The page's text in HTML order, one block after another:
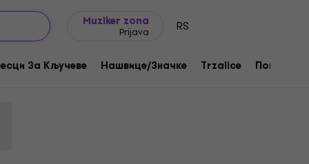
Muziker zona
Prijava RS
За Кључеве Нашвице/Значке Trzalice Поклони
Grey M Košulja